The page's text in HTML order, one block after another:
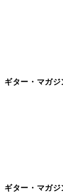
ギター・マガ
ギター・マガ